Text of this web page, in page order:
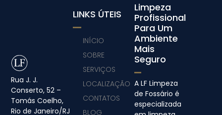
Rua J. J.
Conserto, 52 –
Tomás Coelho,
Rio de Janeiro/RJ
Limpeza
Profissional
Para Um
Ambiente
Mais
Seguro
A LF Limpeza
de Fossário é
especializada
LINKS ÚTEIS
INÍCIO
SOBRE
SERVIÇOS
LOCALIZAÇÃO
CONTATOS
BLOG